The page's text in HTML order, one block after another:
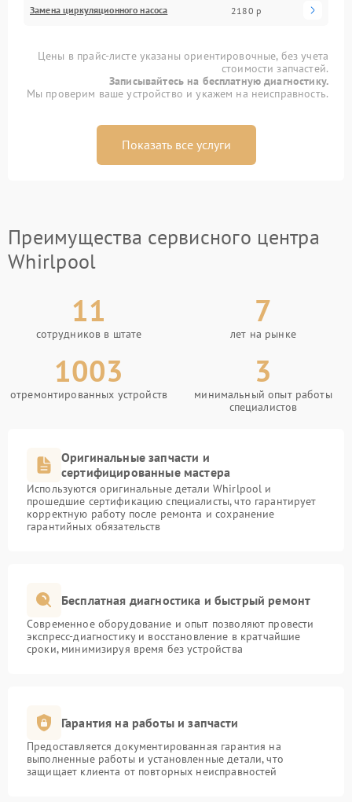
Замена циркуляционного насоса 2180 р
Цены в прайс-листе указаны ориентировочные, без учета
стоимости запчастей.
Записывайтесь на бесплатную диагностику.
Мы проверим ваше устройство и укажем на неисправность.
Показать все услуги
Преимущества сервисного центра
Whirlpool
11
сотрудников в штате
7
лет на рынке
1003
отремонтированных устройств
3
минимальный опыт работы
специалистов
Оригинальные запчасти и
сертифицированные мастера
Используются оригинальные детали Whirlpool и
прошедшие сертификацию специалисты, что гарантирует
корректную работу после ремонта и сохранение
гарантийных обязательств
Бесплатная диагностика и быстрый ремонт
Современное оборудование и опыт позволяют провести
экспресс-диагностику и восстановление в кратчайшие
сроки, минимизируя время без устройства
Гарантия на работы и запчасти
Предоставляется документированная гарантия на
выполненные работы и установленные детали, что
защищает клиента от повторных неисправностей